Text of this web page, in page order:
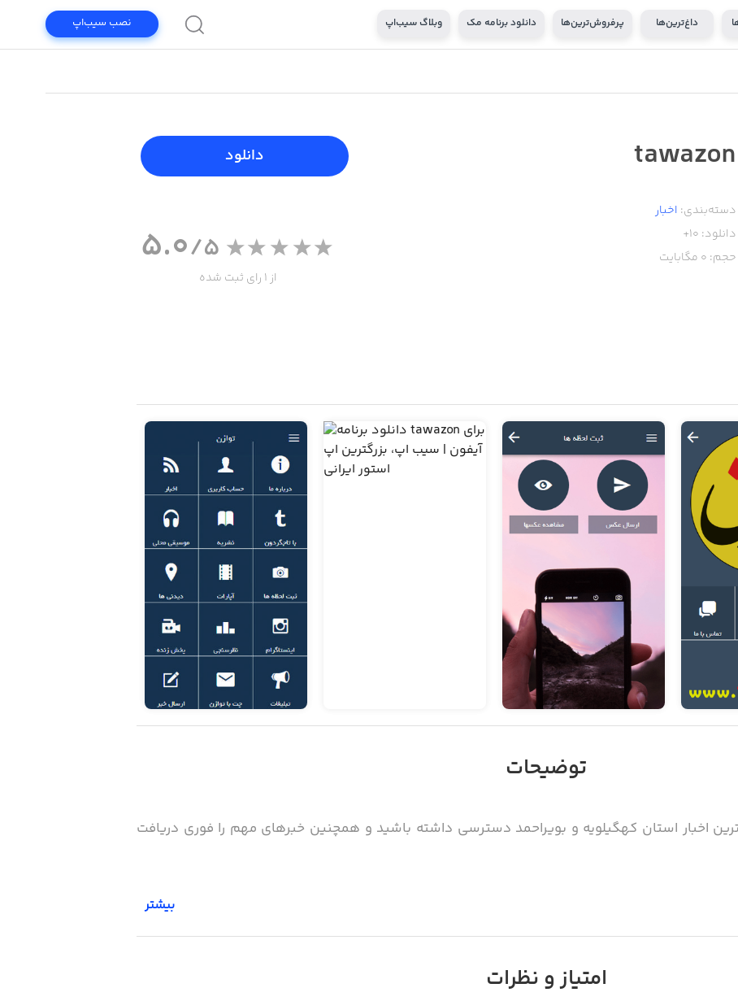
داغ‌ترین‌ها پرفروش‌ترین‌ها دانلود برنامه مک وبلاگ سیب‌اپ نصب سیب‌اپ
tawazon
دسته‌بندی: اخبار
دانلود: 10+
حجم: 0 مگابایت
دانلود
5.0/5
از 1 رای ثبت شده
توضیحات
اخبار استان کهگیلویه و بویراحمد دسترسی داشته باشید و همچنین خبرهای مهم را فوری دریافت
بیشتر
امتیاز و نظرات